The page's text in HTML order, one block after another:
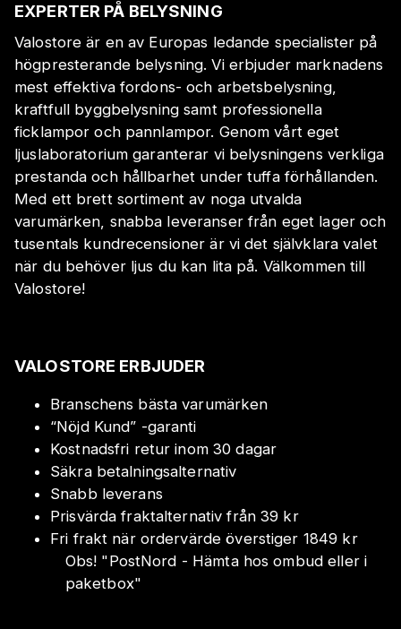
EXPERTER PÅ BELYSNING
Valostore är en av Europas ledande specialister på
högpresterande belysning. Vi erbjuder marknadens
mest effektiva fordons- och arbetsbelysning,
kraftfull byggbelysning samt professionella
ficklampor och pannlampor. Genom vårt eget
ljuslaboratorium garanterar vi belysningens verkliga
prestanda och hållbarhet under tuffa förhållanden.
Med ett brett sortiment av noga utvalda
varumärken, snabba leveranser från eget lager och
tusentals kundrecensioner är vi det självklara valet
när du behöver ljus du kan lita på. Välkommen till
Valostore!
VALOSTORE ERBJUDER
Branschens bästa varumärken
“Nöjd Kund” -garanti
Kostnadsfri retur inom 30 dagar
Säkra betalningsalternativ
Snabb leverans
Prisvärda fraktalternativ från 39 kr
Fri frakt när ordervärde överstiger 1849 kr
Obs! "PostNord - Hämta hos ombud eller i
paketbox"